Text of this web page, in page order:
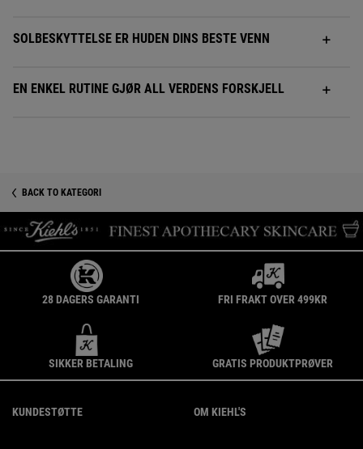
SOLBESKYTTELSE ER HUDEN DINS BESTE VENN
EN ENKEL RUTINE GJØR ALL VERDENS FORSKJELL
BACK TO KATEGORI
28 DAGERS GARANTI FRI FRAKT OVER 499KR
SIKKER BETALING GRATIS PRODUKTPRØVER
KUNDESTØTTE OM KIEHL'S